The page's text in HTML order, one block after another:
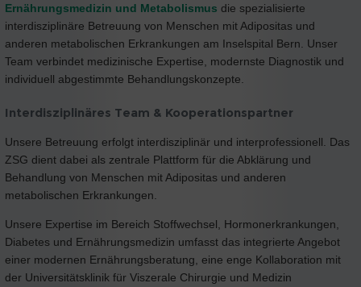
Ernährungsmedizin und Metabolismus die spezialisierte
interdisziplinäre Betreuung von Menschen mit Adipositas und
anderen metabolischen Erkrankungen am Inselspital Bern. Unser
Team verbindet medizinische Expertise, modernste Diagnostik und
individuell abgestimmte Behandlungskonzepte.
Interdisziplinäres Team & Kooperationspartner
Unsere Betreuung erfolgt interdisziplinär und interprofessionell. Das
ZSG dient dabei als zentrale Plattform für die Abklärung und
Behandlung von Menschen mit Adipositas und anderen
metabolischen Erkrankungen.
Unsere Expertise im Bereich Stoffwechsel, Hormonerkrankungen,
Diabetes und Ernährungsmedizin umfasst das integrierte Angebot
einer modernen Ernährungsberatung, eine enge Kollaboration mit
der Universitätsklinik für Viszerale Chirurgie und Medizin